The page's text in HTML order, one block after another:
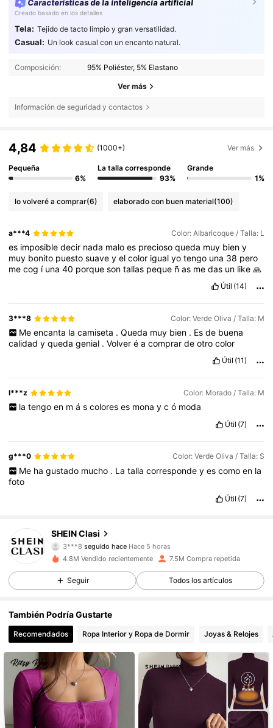
Características de la inteligencia artificial
Creado basado en los detalles
Tela: Tejido de tacto limpio y gran versatilidad.
Casual: Un look casual con un encanto natural.
Composición: 95% Poliéster, 5% Elastano
Ver más
Información de seguridad y contactos
4,84 (1000+) Ver más
Pequeña
6%
La talla corresponde
93%
Grande
1%
lo volveré a comprar(6) elaborado con buen material(100)
a***4 Color: Albaricoque / Talla: L
es imposibledecir nada maloes preciosoqueda muy bieny
muy bonito puestosuaveyelcolor igualyotengo una 38 pero
mecog í una40 porquesontallas peque ñas medas un like🙏
Útil (14)
3***8 Color: Verde Oliva / Talla: M
Me encanta la camiseta . Queda muy bien . Es de buena
calidadyquedagenial .Volveréacomprardeotrocolor
Útil (11)
I***z Color: Morado / Talla: M
la tengo en m á s colores es mona y c ó moda
Útil (7)
g***0 Color: Verde Oliva / Talla: S
Me ha gustado mucho . La talla corresponde y es como en la
foto
Útil (7)
SHEIN Clasi
3***8seguido hace
d***0 está navegando
4,84
823K Seguidores
4,84 823K Seguidores
4,84 823K Seguidores
4,84 823K Seguidores
4.8M Vendido recientemente 7.5M Compra repetida
Seguir Todos los artículos
También Podría Gustarte
Recomendados Ropa Interior y Ropa de Dormir Joyas & Relojes